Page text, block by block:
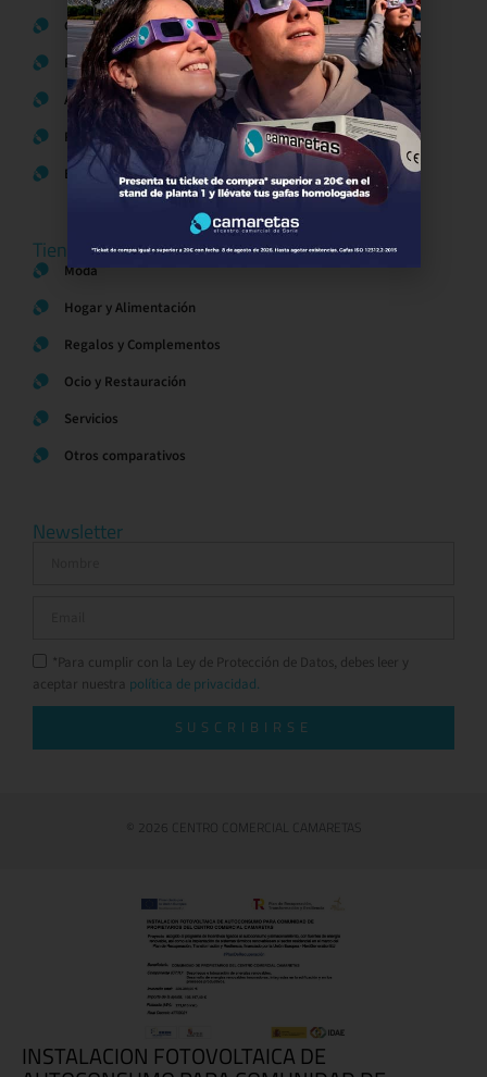
Contacto
Política de Privacidad
Aviso Legal
Política de Cookies
Bases legales Concursos y Promociones
Tiendas
Moda
Hogar y Alimentación
Regalos y Complementos
Ocio y Restauración
Servicios
Otros comparativos
Newsletter
*Para cumplir con la Ley de Protección de Datos, debes leer y
aceptar nuestra política de privacidad.
SUSCRIBIRSE
© 2026 CENTRO COMERCIAL CAMARETAS
INSTALACION FOTOVOLTAICA DE